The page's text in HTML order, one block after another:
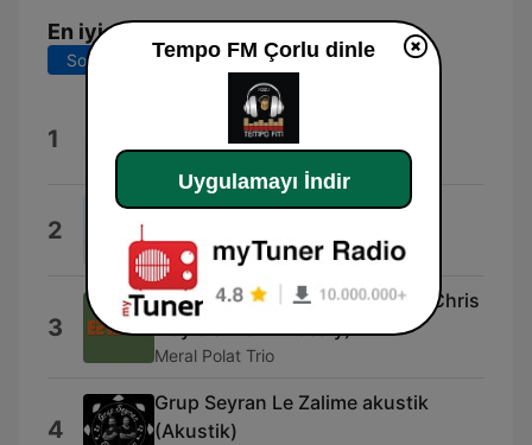
En iyi şarkılar
Son 7 gün Son 30 gün
1 Medine'nin Gülü
Yusuf Meral
2 Murat Belet
3
Parça Parça (feat. Meral Polat, Chris
Doyle & Frank Rosaly)
Meral Polat Trio
4
Grup Seyran Le Zalime akustik
(Akustik)
Tempo FM Çorlu dinle
Uygulamayı İndir